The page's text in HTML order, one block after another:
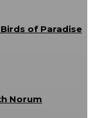
of Paradise
Norum